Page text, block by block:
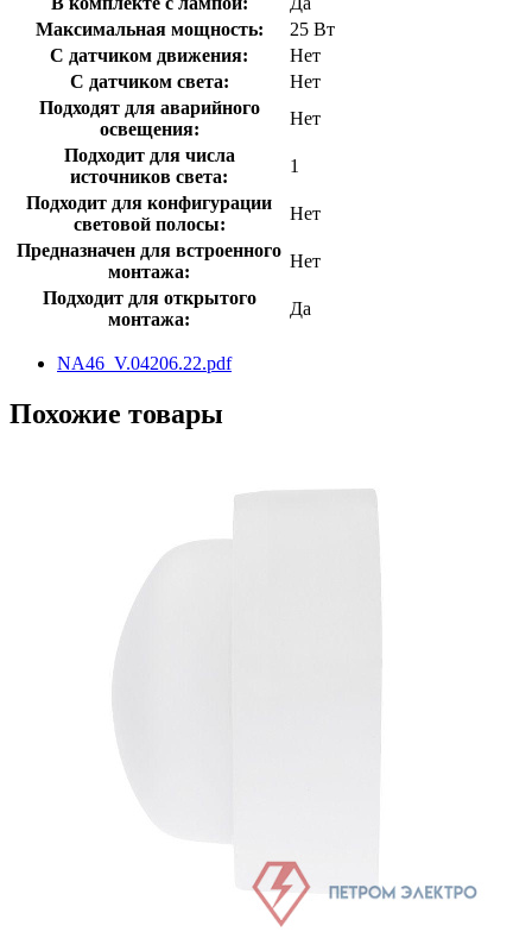
Максимальная мощность:
25 Вт
С датчиком движения:
Нет
С датчиком света:
Нет
Подходят для аварийного
освещения:
Нет
Подходит для числа
источников света:
1
Подходит для конфигурации
световой полосы:
Нет
Предназначен для встроенного
монтажа:
Нет
Подходит для открытого
монтажа:
Да
NA46_V.04206.22.pdf
Похожие товары